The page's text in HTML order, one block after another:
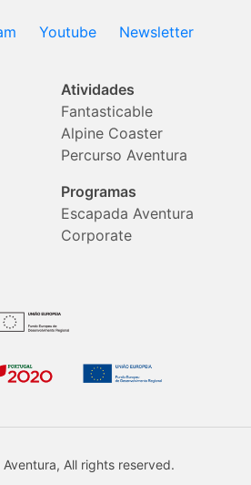
Youtube Newsletter
Atividades
Fantasticable
Alpine Coaster
Percurso Aventura
Programas
Escapada Aventura
Corporate
All rights reserved.